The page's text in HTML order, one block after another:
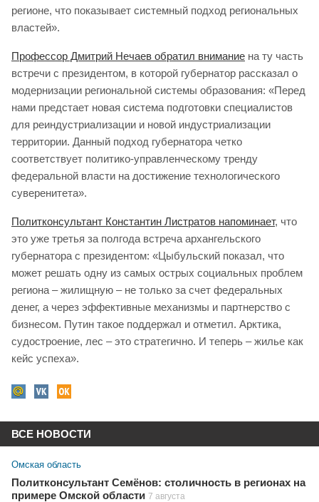
регионе, что показывает системный подход региональных
властей».
Профессор Дмитрий Нечаев обратил внимание на ту часть
встречи с президентом, в которой губернатор рассказал о
модернизации региональной системы образования: «Перед
нами предстает новая система подготовки специалистов
для реиндустриализации и новой индустриализации
территории. Данный подход губернатора четко
соответствует политико-управленческому тренду
федеральной власти на достижение технологического
суверенитета».
Политконсультант Константин Листратов напоминает, что
это уже третья за полгода встреча архангельского
губернатора с президентом: «Цыбульский показал, что
может решать одну из самых острых социальных проблем
региона – жилищную – не только за счет федеральных
денег, а через эффективные механизмы и партнерство с
бизнесом. Путин такое поддержал и отметил. Арктика,
судостроение, лес – это стратегично. И теперь – жилье как
кейс успеха».
ВСЕ НОВОСТИ
Омская область
Политконсультант Семёнов: столичность в регионах на
примере Омской области 7 августа